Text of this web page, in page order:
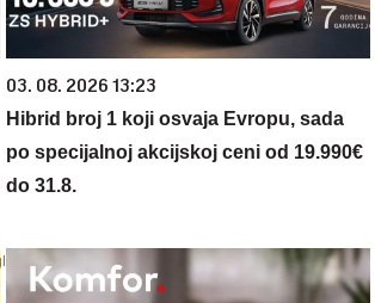
03. 08. 2026 13:23
Hibrid broj 1 koji osvaja Evropu, sada
po specijalnoj akcijskoj ceni od 19.990€
do 31.8.